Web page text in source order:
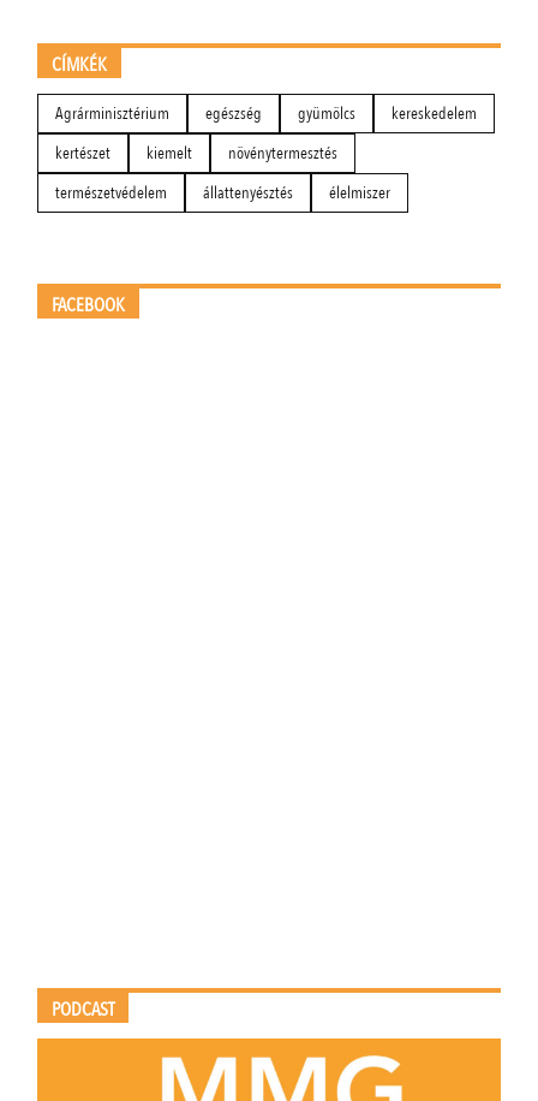
CÍMKÉK
Agrárminisztérium egészség gyümölcs
kereskedelem
kertészet
kiemelt
növénytermesztés
természetvédelem
állattenyésztés élelmiszer
FACEBOOK
PODCAST